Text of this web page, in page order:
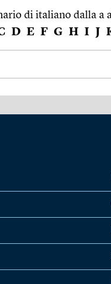
di italiano dalla a
D E F G H I J